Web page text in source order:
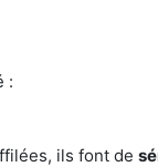
:
ils font de